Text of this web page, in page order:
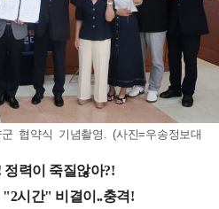
협약식 기념촬영. (사진=우송정보대